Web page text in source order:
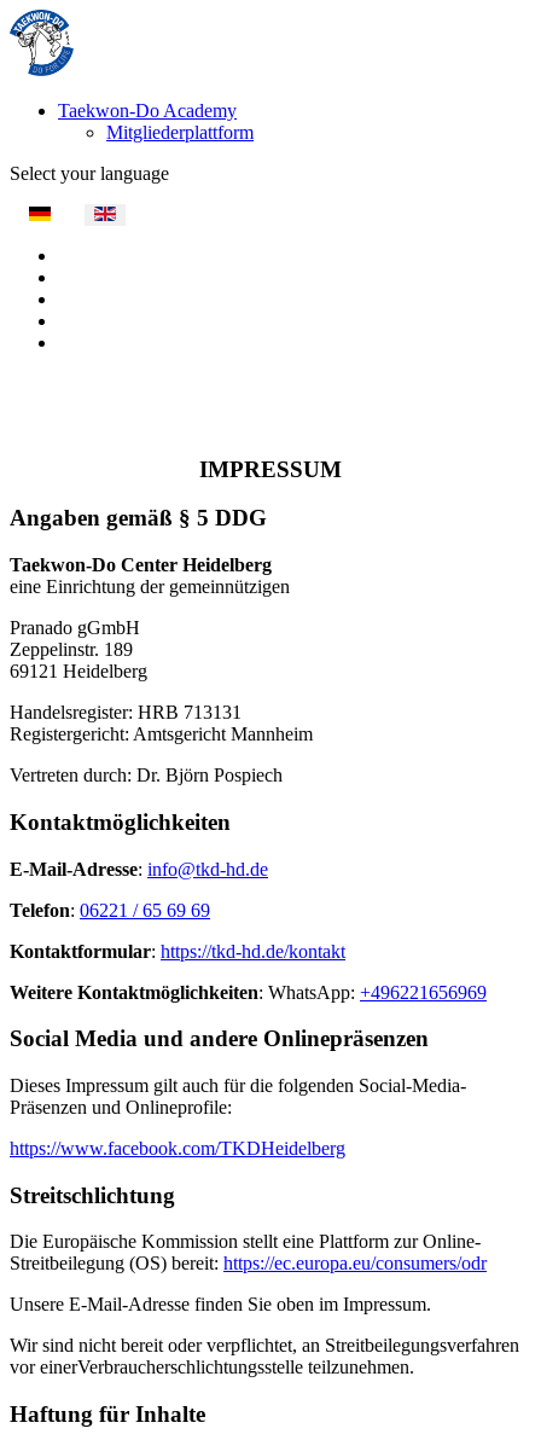
Taekwon-Do Academy
Mitgliederplattform
Select your language
IMPRESSUM
Angaben gemäß § 5 DDG
Taekwon-Do Center Heidelberg
eine Einrichtung der gemeinnützigen
Pranado gGmbH
Zeppelinstr. 189
69121 Heidelberg
Handelsregister: HRB 713131
Registergericht: Amtsgericht Mannheim
Vertreten durch: Dr. Björn Pospiech
Kontaktmöglichkeiten
E-Mail-Adresse: info@tkd-hd.de
Telefon: 06221 / 65 69 69
Kontaktformular: https://tkd-hd.de/kontakt
Weitere Kontaktmöglichkeiten: WhatsApp: +496221656969
Social Media und andere Onlinepräsenzen
Dieses Impressum gilt auch für die folgenden Social-Media-
Präsenzen und Onlineprofile:
https://www.facebook.com/TKDHeidelberg
Streitschlichtung
Die Europäische Kommission stellt eine Plattform zur Online-
Streitbeilegung (OS) bereit: https://ec.europa.eu/consumers/odr
Unsere E-Mail-Adresse finden Sie oben im Impressum.
Wir sind nicht bereit oder verpflichtet, an Streitbeilegungsverfahren
vor einerVerbraucherschlichtungsstelle teilzunehmen.
Haftung für Inhalte